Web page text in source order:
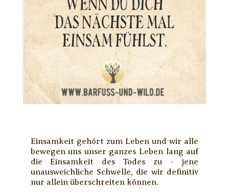
Einsamkeit gehört zum Leben und wir alle
bewegen uns unser ganzes Leben lang auf
die Einsamkeit des Todes zu - jene
unausweichliche Schwelle, die wir definitiv
nur allein überschreiten können.